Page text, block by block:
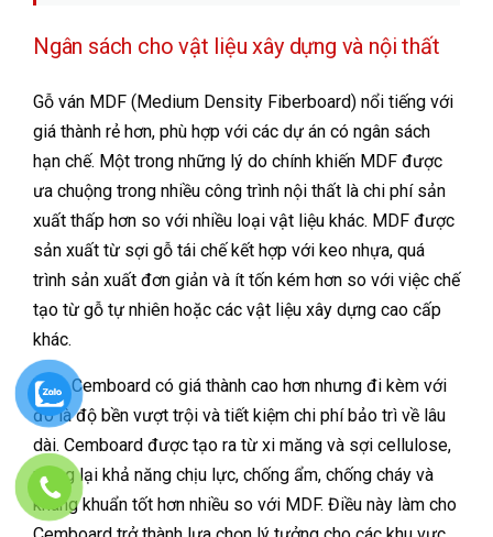
Ngân sách cho vật liệu xây dựng và nội thất
Gỗ ván MDF (Medium Density Fiberboard) nổi tiếng với
giá thành rẻ hơn, phù hợp với các dự án có ngân sách
hạn chế. Một trong những lý do chính khiến MDF được
ưa chuộng trong nhiều công trình nội thất là chi phí sản
xuất thấp hơn so với nhiều loại vật liệu khác. MDF được
sản xuất từ sợi gỗ tái chế kết hợp với keo nhựa, quá
trình sản xuất đơn giản và ít tốn kém hơn so với việc chế
tạo từ gỗ tự nhiên hoặc các vật liệu xây dựng cao cấp
khác.
Tấm Cemboard có giá thành cao hơn nhưng đi kèm với
đó là độ bền vượt trội và tiết kiệm chi phí bảo trì về lâu
dài. Cemboard được tạo ra từ xi măng và sợi cellulose,
mang lại khả năng chịu lực, chống ẩm, chống cháy và
kháng khuẩn tốt hơn nhiều so với MDF. Điều này làm cho